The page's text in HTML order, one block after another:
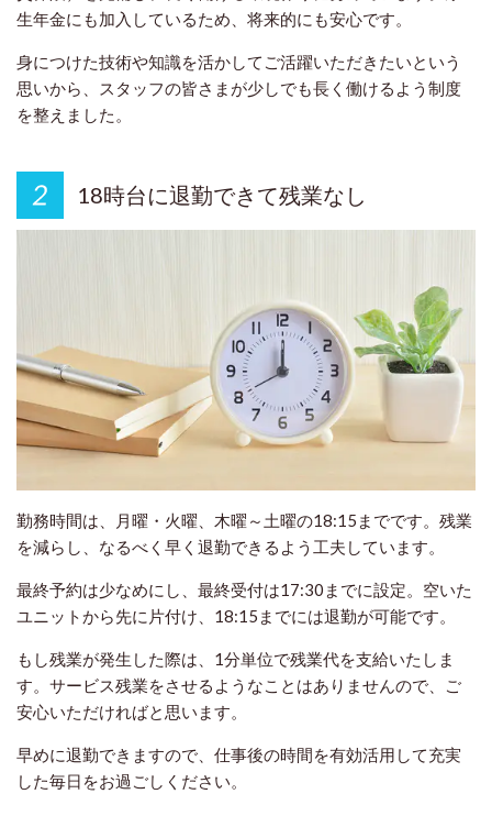
生年金にも加入しているため、将来的にも安心です。
身につけた技術や知識を活かしてご活躍いただきたいという
思いから、スタッフの皆さまが少しでも長く働けるよう制度
を整えました。
18時台に退勤できて残業なし
勤務時間は、月曜・火曜、木曜～土曜の18:15までです。残業
を減らし、なるべく早く退勤できるよう工夫しています。
最終予約は少なめにし、最終受付は17:30までに設定。空いた
ユニットから先に片付け、18:15までには退勤が可能です。
もし残業が発生した際は、1分単位で残業代を支給いたしま
す。サービス残業をさせるようなことはありませんので、ご
安心いただければと思います。
早めに退勤できますので、仕事後の時間を有効活用して充実
した毎日をお過ごしください。